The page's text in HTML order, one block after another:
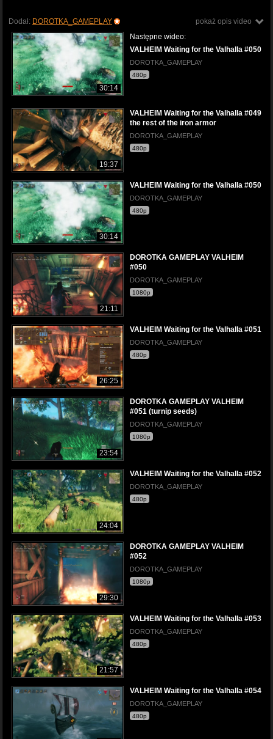
pokaż opis video
Dodał: DOROTKA_GAMEPLAY
30:14
Następne wideo:
VALHEIM Waiting for the Valhalla #050
DOROTKA_GAMEPLAY
480p
19:37
VALHEIM Waiting for the Valhalla #049
the rest of the iron armor
DOROTKA_GAMEPLAY
480p
30:14
VALHEIM Waiting for the Valhalla #050
DOROTKA_GAMEPLAY
480p
21:11
DOROTKA GAMEPLAY VALHEIM
#050
DOROTKA_GAMEPLAY
1080p
26:25
VALHEIM Waiting for the Valhalla #051
DOROTKA_GAMEPLAY
480p
23:54
DOROTKA GAMEPLAY VALHEIM
#051 (turnip seeds)
DOROTKA_GAMEPLAY
1080p
24:04
VALHEIM Waiting for the Valhalla #052
DOROTKA_GAMEPLAY
480p
29:30
DOROTKA GAMEPLAY VALHEIM
#052
DOROTKA_GAMEPLAY
1080p
21:57
VALHEIM Waiting for the Valhalla #053
DOROTKA_GAMEPLAY
480p
VALHEIM Waiting for the Valhalla #054
DOROTKA_GAMEPLAY
480p